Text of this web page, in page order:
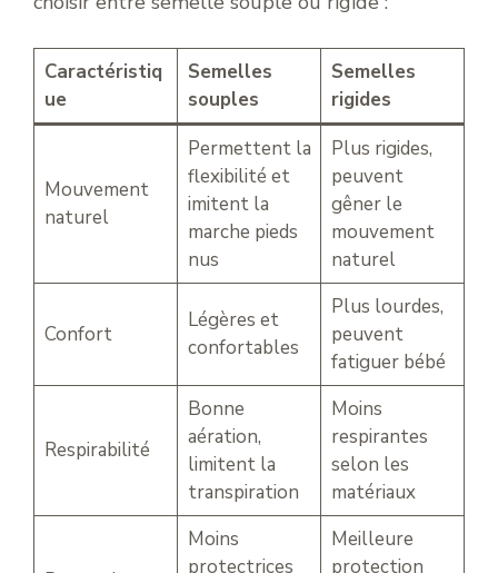
Caractéristiq
ue
Semelles
souples
Semelles
rigides
Mouvement
naturel
Permettent la
flexibilité et
imitent la
marche pieds
nus
Plus rigides,
peuvent
gêner le
mouvement
naturel
Confort
Légères et
confortables
Plus lourdes,
peuvent
fatiguer bébé
Respirabilité
Bonne
aération,
limitent la
transpiration
Moins
respirantes
selon les
matériaux
Moins
protectrices
Meilleure
protection